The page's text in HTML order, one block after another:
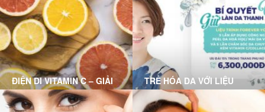
ĐIỆN DI VITAMIN C – GIẢI
PHÁP CHO LÀN DA HƯ
TỔN
TRẺ HÓA DA VỚI LIỆU
TRÌNH FOREVER YOUNG